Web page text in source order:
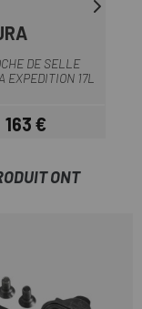
DE SELLE
EXPEDITION 17L
Prix
163 €
ONT